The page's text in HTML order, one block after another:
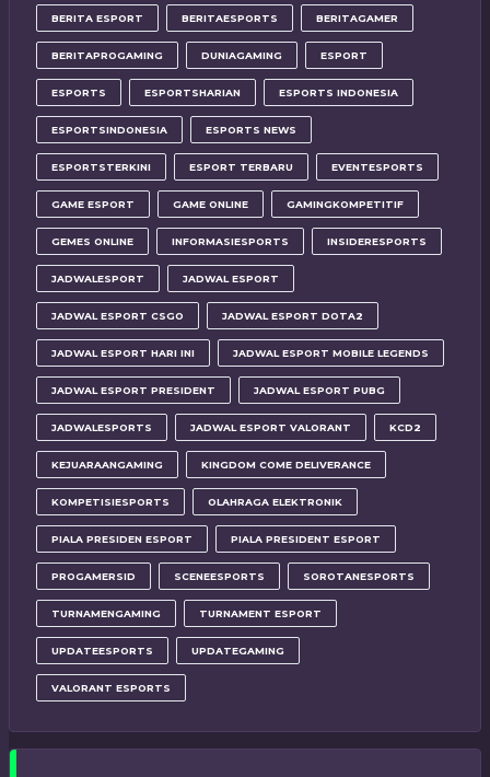
BERITA ESPORT BERITAESPORTS BERITAGAMER
BERITAPROGAMING DUNIAGAMING ESPORT
ESPORTS ESPORTSHARIAN ESPORTS INDONESIA
ESPORTSINDONESIA ESPORTS NEWS
ESPORTSTERKINI ESPORT TERBARU EVENTESPORTS
GAME ESPORT GAME ONLINE GAMINGKOMPETITIF
GEMES ONLINE INFORMASIESPORTS INSIDERESPORTS
JADWALESPORT JADWAL ESPORT
JADWAL ESPORT CSGO JADWAL ESPORT DOTA2
JADWAL ESPORT HARI INI JADWAL ESPORT MOBILE LEGENDS
JADWAL ESPORT PRESIDENT JADWAL ESPORT PUBG
JADWALESPORTS JADWAL ESPORT VALORANT KCD2
KEJUARAANGAMING KINGDOM COME DELIVERANCE
KOMPETISIESPORTS OLAHRAGA ELEKTRONIK
PIALA PRESIDEN ESPORT PIALA PRESIDENT ESPORT
PROGAMERSID SCENEESPORTS SOROTANESPORTS
TURNAMENGAMING TURNAMENT ESPORT
UPDATEESPORTS UPDATEGAMING
VALORANT ESPORTS